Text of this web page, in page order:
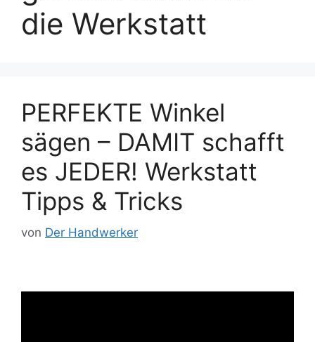
die Werkstatt
PERFEKTE Winkel
sägen – DAMIT schafft
es JEDER! Werkstatt
Tipps & Tricks
von Der Handwerker